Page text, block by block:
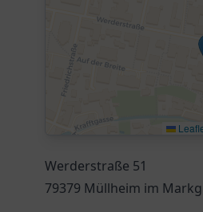
Werderstraße 51
79379 Müllheim im